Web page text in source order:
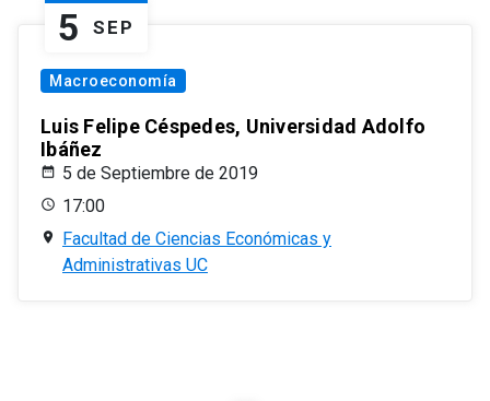
5 SEP
Macroeconomía
Luis Felipe Céspedes, Universidad Adolfo
Ibáñez
5 de Septiembre de 2019
17:00
Facultad de Ciencias Económicas y
Administrativas UC